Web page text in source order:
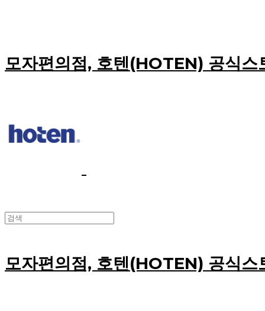
모자편의점, 호텐(HOTEN) 공식스
모자편의점, 호텐(HOTEN) 공식스